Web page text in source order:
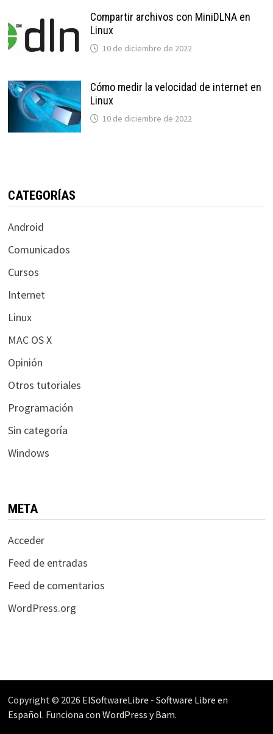
Compartir archivos con MiniDLNA en
Linux
10 de diciembre de 2022
Cómo medir la velocidad de internet en
Linux
10 de diciembre de 2022
CATEGORÍAS
Android
Comunicados
Cursos
Internet
Linux
MAC OS X
Opinión
Otros tutoriales
Programación
Sin categoría
Windows
META
Acceder
Feed de entradas
Feed de comentarios
WordPress.org
Copyright © 2026 ElSoftwareLibre - Software Libre en
Español. Funciona con WordPress yBam.